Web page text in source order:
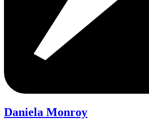
Daniela Monroy